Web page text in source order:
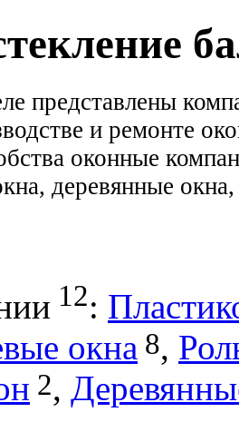
представлены
и ремонте
оконные
деревянные
12:
окна 8,
2,